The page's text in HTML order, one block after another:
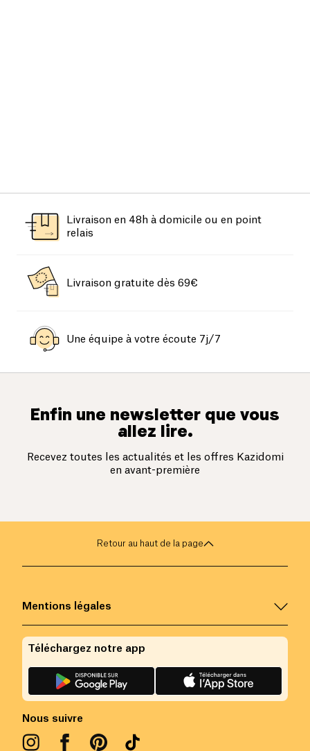
Livraison en 48h à domicile ou en point
relais
Livraison gratuite dès 69€
Une équipe à votre écoute 7j/7
Enfin une newsletter que vous
allez lire.
Recevez toutes les actualités et les offres Kazidomi
en avant-première
Retour au haut de la page
Mentions légales
Nous suivre
Téléchargez notre app